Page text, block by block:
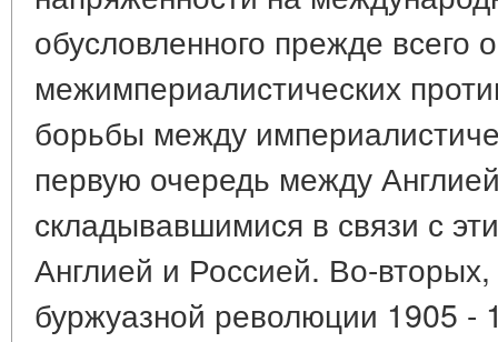
обусловленного прежде всего
межимпериалистических
борьбы между
первую очередь между
складывавшимися в связи с
Англией и Россией. Во-
буржуазной революции 1905 -